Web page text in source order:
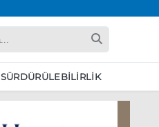
SÜRDÜRÜLEBILIRLIK